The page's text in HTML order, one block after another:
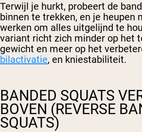
Terwijl je hurkt, probeert de
binnen te trekken, en je heupen
werken om alles uitgelijnd te
variant richt zich minder op het
gewicht en meer op het
bilactivatie, en kniestabiliteit.
BANDED SQUATS
BOVEN (REVERSE
SQUATS)